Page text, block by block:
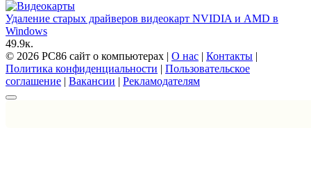
Удаление старых драйверов видеокарт NVIDIA и AMD в
Windows
49.9к.
© 2026 PC86 сайт о компьютерах | О нас | Контакты |
Политика конфиденциальности | Пользовательское
соглашение | Вакансии | Рекламодателям